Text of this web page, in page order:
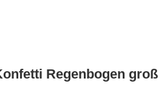
Regenbogen groß